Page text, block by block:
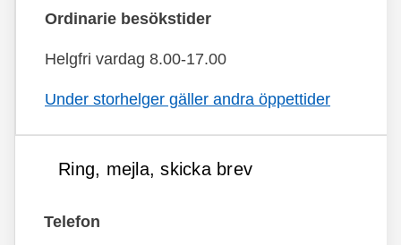
Ordinarie besökstider
Helgfri vardag 8.00-17.00
Under storhelger gäller andra öppettider
Ring, mejla, skicka brev
Telefon